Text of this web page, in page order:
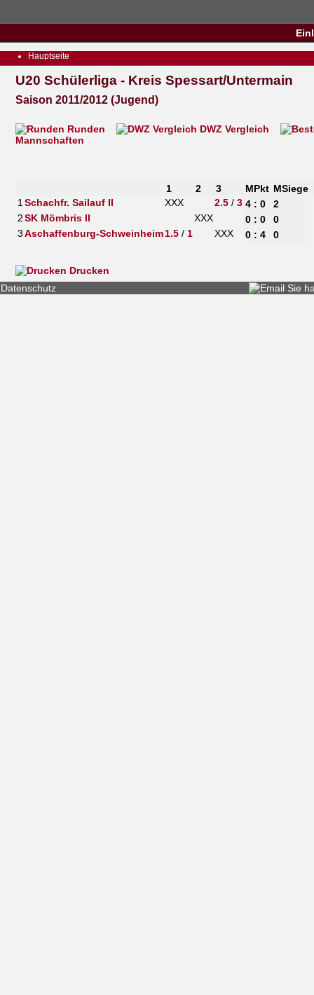
Hauptseite
U20 Schülerliga - Kreis Spessart/Untermain
Saison 2011/2012 (Jugend)
Runden
DWZ Vergleich
Mannschaften
1 2 3 MPkt MSiege
1Schachfr. Sailauf II XXX 2.5/ 3 4 : 0
2
2SK Mömbris II XXX 0 : 0
0
3Aschaffenburg-Schweinheim1.5/ 1 XXX 0 : 4 0
Drucken
Datenschutz
Sie